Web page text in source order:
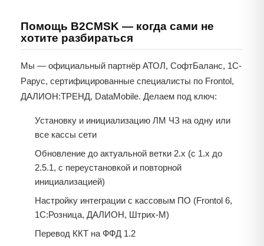
Помощь B2CMSK — когда сами не
хотите разбираться
Мы — официальный партнёр АТОЛ, СофтБаланс, 1С-
Рарус, сертифицированные специалисты по Frontol,
ДАЛИОН:ТРЕНД, DataMobile. Делаем под ключ:
Установку и инициализацию ЛМ ЧЗ на одну или
все кассы сети
Обновление до актуальной ветки 2.x (с 1.x до
2.5.1, с переустановкой и повторной
инициализацией)
Настройку интеграции с кассовым ПО (Frontol 6,
1С:Розница, ДАЛИОН, Штрих-М)
Перевод ККТ на ФФД 1.2